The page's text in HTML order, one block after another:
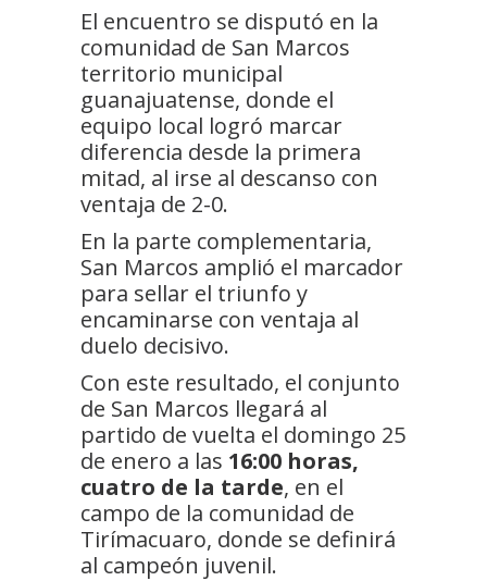
El encuentro se disputó en la
comunidad de San Marcos
territorio municipal
guanajuatense, donde el
equipo local logró marcar
diferencia desde la primera
mitad, al irse al descanso con
ventaja de 2-0.
En la parte complementaria,
San Marcos amplió el marcador
para sellar el triunfo y
encaminarse con ventaja al
duelo decisivo.
Con este resultado, el conjunto
de San Marcos llegará al
partido de vuelta el domingo 25
de enero a las 16:00 horas,
cuatro de la tarde, en el
campo de la comunidad de
Tirímacuaro, donde se definirá
al campeón juvenil.